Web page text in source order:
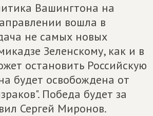
Вашингтона на
вошла в
не самых новых
Зеленскому, как и в
остановить Российскую
будет освобождена от
Победа будет за
Сергей Миронов.